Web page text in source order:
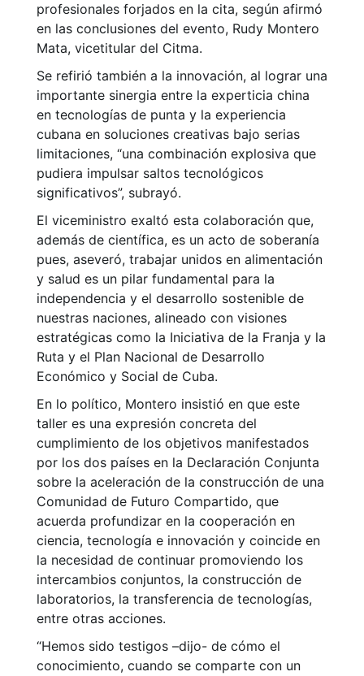
profesionales forjados en la cita, según afirmó
en las conclusiones del evento, Rudy Montero
Mata, vicetitular del Citma.
Se refirió también a la innovación, al lograr una
importante sinergia entre la experticia china
en tecnologías de punta y la experiencia
cubana en soluciones creativas bajo serias
limitaciones, “una combinación explosiva que
pudiera impulsar saltos tecnológicos
significativos”, subrayó.
El viceministro exaltó esta colaboración que,
además de científica, es un acto de soberanía
pues, aseveró, trabajar unidos en alimentación
y salud es un pilar fundamental para la
independencia y el desarrollo sostenible de
nuestras naciones, alineado con visiones
estratégicas como la Iniciativa de la Franja y la
Ruta y el Plan Nacional de Desarrollo
Económico y Social de Cuba.
En lo político, Montero insistió en que este
taller es una expresión concreta del
cumplimiento de los objetivos manifestados
por los dos países en la Declaración Conjunta
sobre la aceleración de la construcción de una
Comunidad de Futuro Compartido, que
acuerda profundizar en la cooperación en
ciencia, tecnología e innovación y coincide en
la necesidad de continuar promoviendo los
intercambios conjuntos, la construcción de
laboratorios, la transferencia de tecnologías,
entre otras acciones.
“Hemos sido testigos –dijo- de cómo el
conocimiento, cuando se comparte con un